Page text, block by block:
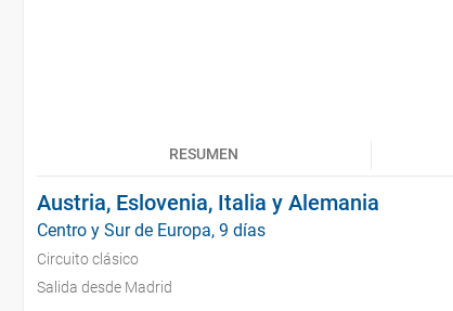
RESUMEN
Austria, Eslovenia, Italia y Alemania
Centro y Sur de Europa, 9 días
Circuito clásico
Salida desde Madrid